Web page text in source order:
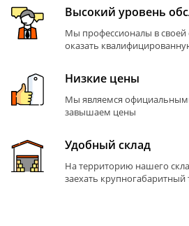
Высокий уровень
Мы профессионалы в своей
оказать
Низкие цены
Мы являемся
завышаем цены
Удобный склад
На территорию нашего
заехать крупногабаритный